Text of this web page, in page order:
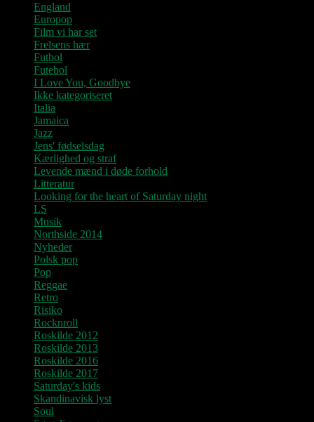
England
Europop
Film vi har set
Frelsens hær
Futbol
Futebol
I Love You, Goodbye
Ikke kategoriseret
Italia
Jamaica
Jazz
Jens' fødselsdag
Kærlighed og straf
Levende mænd i døde forhold
Litteratur
Looking for the heart of Saturday night
LS
Musik
Northside 2014
Nyheder
Polsk pop
Pop
Reggae
Retro
Risiko
Rocknroll
Roskilde 2012
Roskilde 2013
Roskilde 2016
Roskilde 2017
Saturday's kids
Skandinavisk lyst
Soul